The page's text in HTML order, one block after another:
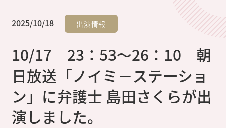
2025/10/18 出演情報
10/17 23：53～26：10 朝
日放送「ノイミ－ステーショ
ン」に弁護士 島田さくらが出
演しました。